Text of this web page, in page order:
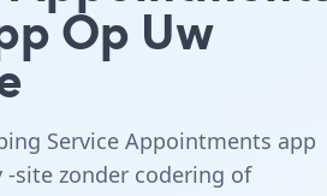
Op Uw
Service Appointments app
-site zonder codering of